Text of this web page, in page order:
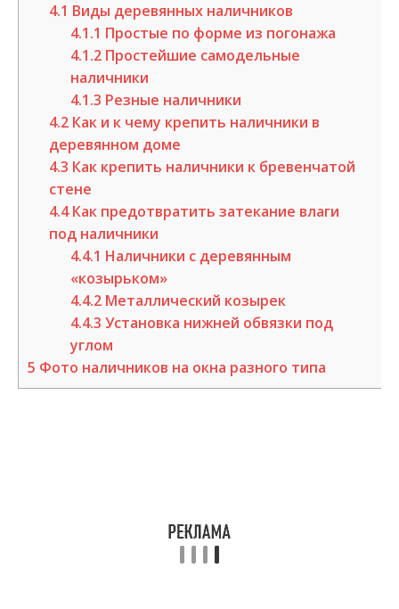
4.1 Виды деревянных наличников
4.1.1 Простые по форме из погонажа
4.1.2 Простейшие самодельные
наличники
4.1.3 Резные наличники
4.2 Как и к чему крепить наличники в
деревянном доме
4.3 Как крепить наличники к бревенчатой
стене
4.4Как предотвратить затекание влаги
под наличники
4.4.1 Наличники с деревянным
«козырьком»
4.4.2 Металлический козырек
4.4.3 Установка нижней обвязки под
углом
5 Фото наличников на окна разного типа